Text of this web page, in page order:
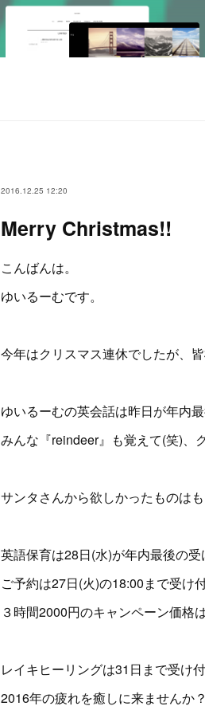
2016.12.25 12:20
Merry Christmas!!
こんばんは。
ゆいるーむです。
今年はクリスマス連休でしたが、
ゆいるーむの英会話は昨日が年内
みんな『reindeer』も覚えて(笑)
サンタさんから欲しかったものは
英語保育は28日(水)が年内最後の受
ご予約は27日(火)の18:00まで受け
３時間2000円のキャンペーン価格
レイキヒーリングは31日まで受け
2016年の疲れを癒しに来ませんか？